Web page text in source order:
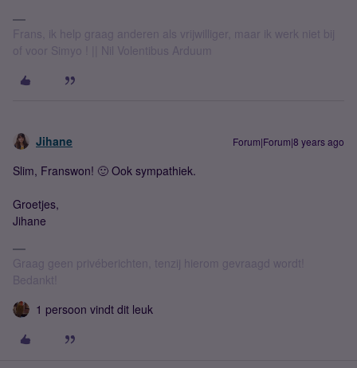
Frans, ik help graag anderen als vrijwilliger, maar ik werk niet bij
of voor Simyo ! || Nil Volentibus Arduum
Jihane Forum|Forum|8 years ago
Slim, Franswon! 🙂 Ook sympathiek.
Groetjes,
Jihane
Graag geen privéberichten, tenzij hierom gevraagd wordt!
Bedankt!
1 persoon vindt dit leuk